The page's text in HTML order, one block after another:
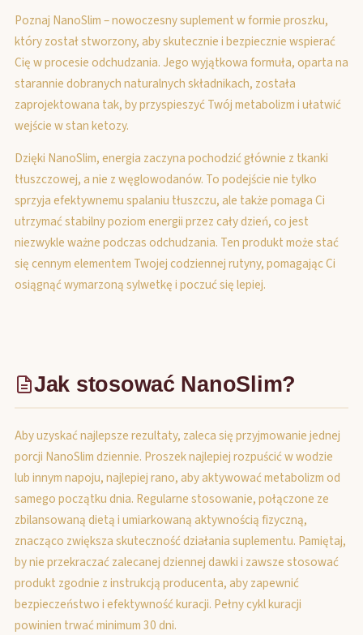
Poznaj NanoSlim – nowoczesny suplement w formie proszku,
który został stworzony, aby skutecznie i bezpiecznie wspierać
Cię w procesie odchudzania. Jego wyjątkowa formuła, oparta na
starannie dobranych naturalnych składnikach, została
zaprojektowana tak, by przyspieszyć Twój metabolizm i ułatwić
wejście w stan ketozy.
Dzięki NanoSlim, energia zaczyna pochodzić głównie z tkanki
tłuszczowej, a nie z węglowodanów. To podejście nie tylko
sprzyja efektywnemu spalaniu tłuszczu, ale także pomaga Ci
utrzymać stabilny poziom energii przez cały dzień, co jest
niezwykle ważne podczas odchudzania. Ten produkt może stać
się cennym elementem Twojej codziennej rutyny, pomagając Ci
osiągnąć wymarzoną sylwetkę i poczuć się lepiej.
Jak stosować NanoSlim?
Aby uzyskać najlepsze rezultaty, zaleca się przyjmowanie jednej
porcji NanoSlim dziennie. Proszek najlepiej rozpuścić w wodzie
lub innym napoju, najlepiej rano, aby aktywować metabolizm od
samego początku dnia. Regularne stosowanie, połączone ze
zbilansowaną dietą i umiarkowaną aktywnością fizyczną,
znacząco zwiększa skuteczność działania suplementu. Pamiętaj,
by nie przekraczać zalecanej dziennej dawki i zawsze stosować
produkt zgodnie z instrukcją producenta, aby zapewnić
bezpieczeństwo i efektywność kuracji. Pełny cykl kuracji
powinien trwać minimum 30 dni.